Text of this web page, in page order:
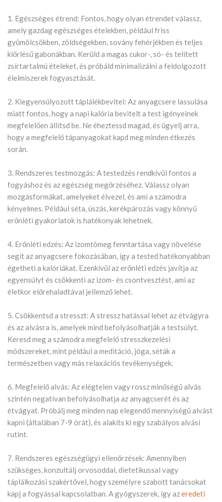
1. Egészséges étrend: Fontos, hogy olyan étrendet válassz,
amely gazdag egészséges ételekben, például friss
gyümölcsökben, zöldségekben, sovány fehérjékben és teljes
kiőrlésű gabonákban. Kerüld a magas cukor-, só- és telített
zsírtartalmú ételeket, és próbáld minimalizálni a feldolgozott
élelmiszerek fogyasztását.
2. Kiegyensúlyozott táplálékbevitel: Az anyagcsere lassulása
miatt fontos, hogy a napi kalória bevitelt a test igényeinek
megfelelően állítsd be. Ne éheztessd magad, és ügyelj arra,
hogy a megfelelő tápanyagokat kapd meg minden étkezés
során.
3. Rendszeres testmozgás: A testedzés rendkívül fontos a
fogyáshoz és az egészség megőrzéséhez. Válassz olyan
mozgásformákat, amelyeket élvezel, és ami a számodra
kényelmes. Például séta, úszás, kerékpározás vagy könnyű
erőnléti gyakorlatok is hatékonyak lehetnek.
4. Erőnléti edzés: Az izomtömeg fenntartása vagy növelése
segít az anyagcsere fokozásában, így a tested hatékonyabban
égetheti a kalóriákat. Ezenkívül az erőnléti edzés javítja az
egyensúlyt és csökkenti az izom- és csontvesztést, ami az
életkor előrehaladtával jellemző lehet.
5. Csökkentsd a stresszt: A stressz hatással lehet az étvágyra
és az alvásra is, amelyek mind befolyásolhatják a testsúlyt.
Keresd meg a számodra megfelelő stresszkezelési
módszereket, mint például a meditáció, jóga, séták a
természetben vagy más relaxációs tevékenységek.
6. Megfelelő alvás: Az elégtelen vagy rossz minőségű alvás
szintén negatívan befolyásolhatja az anyagcserét és az
étvágyat. Próbálj meg minden nap elegendő mennyiségű alvást
kapni (általában 7-9 órát), és alakíts ki egy szabályos alvási
rutint.
7. Rendszeres egészségügyi ellenőrzések: Amennyiben
szükséges, konzultálj orvosoddal, dietetikussal vagy
táplálkozási szakértővel, hogy személyre szabott tanácsokat
kapj a fogyással kapcsolatban. A gyógyszerek, így azeredeti